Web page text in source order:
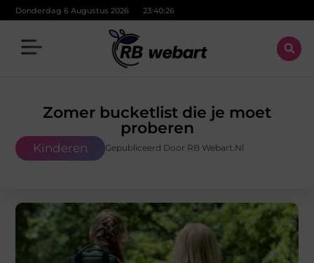
Donderdag 6 Augustus 2026 23:40:27
Zomer bucketlist die je moet
proberen
Kinderen Gepubliceerd Door RB Webart.nl